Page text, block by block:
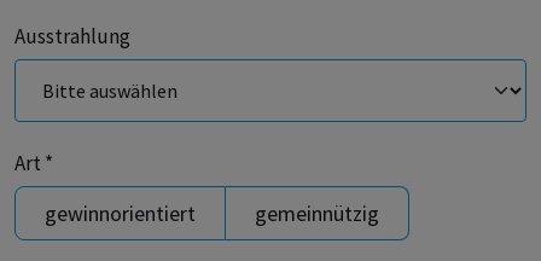
Ausstrahlung
Art *
gewinnorientiert gemeinnützig